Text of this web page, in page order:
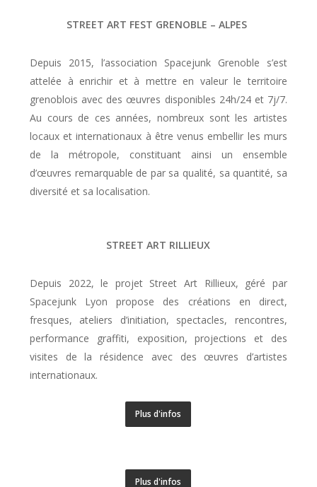
STREET ART FEST GRENOBLE – ALPES
Depuis 2015, l’association Spacejunk Grenoble s’est
attelée à enrichir et à mettre en valeur le territoire
grenoblois avec des œuvres disponibles 24h/24 et 7j/7.
Au cours de ces années, nombreux sont les artistes
locaux et internationaux à être venus embellir les murs
de la métropole, constituant ainsi un ensemble
d’œuvres remarquable de par sa qualité, sa quantité, sa
diversité et sa localisation.
STREET ART RILLIEUX
Depuis 2022, le projet Street Art Rillieux, géré par
Spacejunk Lyon propose des créations en direct,
fresques, ateliers d’initiation, spectacles, rencontres,
performance graffiti, exposition, projections et des
visites de la résidence avec des œuvres d’artistes
internationaux.
Plus d'infos
Plus d'infos